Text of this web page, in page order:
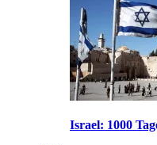
Israel: 1000